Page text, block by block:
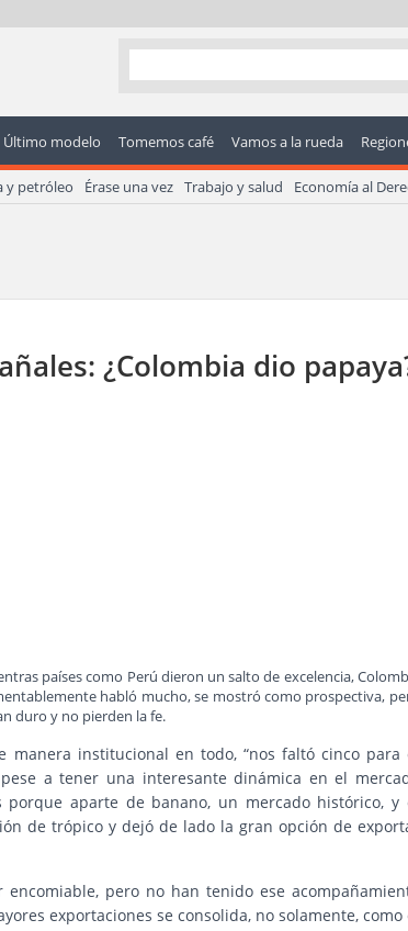
Último modelo Tomemos café Vamos a la rueda
y petróleo Érase una vez Trabajo y salud Economía al
¿Colombia dio
países como Perú dieron un salto de excelencia,
habló mucho, se mostró como prospectiva,
duro y no pierden la fe.
institucional en todo, “nos faltó cinco para
a tener una interesante dinámica en el
aparte de banano, un mercado histórico, y
de trópico y dejó de lado la gran opción de
pero no han tenido ese
exportaciones se consolida, no solamente, como